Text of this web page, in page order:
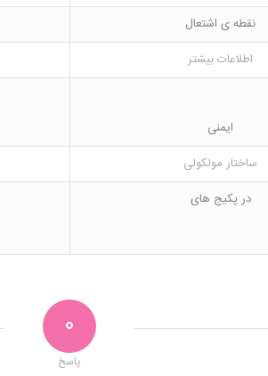
نقطه ی اشتعال
اطلاعات بیشتر
ایمنی
ساختار مولکولی
در پکیج های
0
پاسخ